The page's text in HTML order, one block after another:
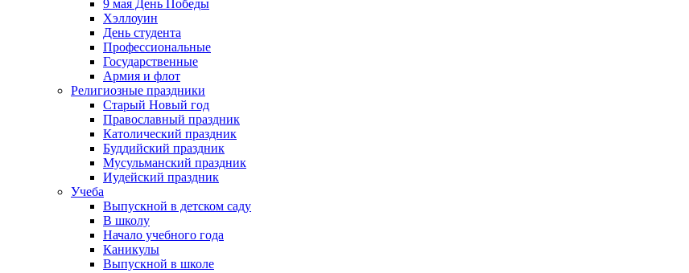
9 мая День Победы
Хэллоуин
День студента
Профессиональные
Государственные
Армия и флот
Религиозные праздники
Старый Новый год
Православный праздник
Католический праздник
Буддийский праздник
Мусульманский праздник
Иудейский праздник
Учеба
Выпускной в детском саду
В школу
Начало учебного года
Каникулы
Выпускной в школе